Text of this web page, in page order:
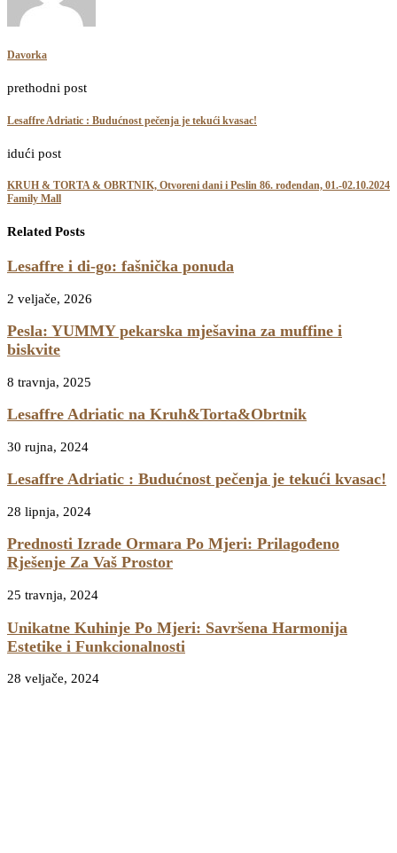
Davorka
prethodni post
Lesaffre Adriatic : Budućnost pečenja je tekući kvasac!
idući post
KRUH & TORTA & OBRTNIK, Otvoreni dani i Peslin 86. rođendan, 01.-02.10.2024
Family Mall
Related Posts
Lesaffre i di-go: fašnička ponuda
2 veljače, 2026
Pesla: YUMMY pekarska mješavina za muffine i
biskvite
8 travnja, 2025
Lesaffre Adriatic na Kruh&Torta&Obrtnik
30 rujna, 2024
Lesaffre Adriatic : Budućnost pečenja je tekući kvasac!
28 lipnja, 2024
Prednosti Izrade Ormara Po Mjeri: Prilagođeno
Rješenje Za Vaš Prostor
25 travnja, 2024
Unikatne Kuhinje Po Mjeri: Savršena Harmonija
Estetike i Funkcionalnosti
28 veljače, 2024